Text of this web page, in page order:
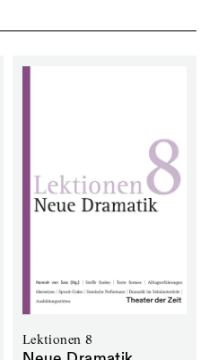
Lektionen 8